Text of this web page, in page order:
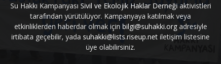
Su Hakkı Kampanyası Sivil ve Ekolojik Haklar Derneği aktivistleri
tarafından yürütülüyor. Kampanyaya katılmak veya
etkinliklerden haberdar olmak için bilgi@suhakki.orgadresiyle
irtibata geçebilir, yada suhakki@lists.riseup.net iletişim listesine
üye olabilirsiniz.